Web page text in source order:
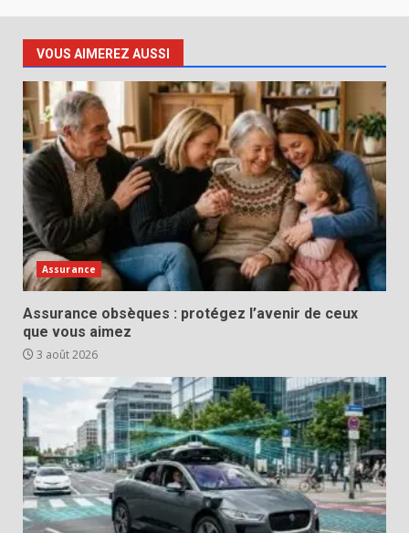
VOUS AIMEREZ AUSSI
Assurance
Assurance obsèques : protégez l’avenir de ceux
que vous aimez
3 août 2026